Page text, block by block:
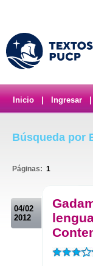
Inicio Ingresar
Búsqueda por
Páginas: 1
04/02
2012